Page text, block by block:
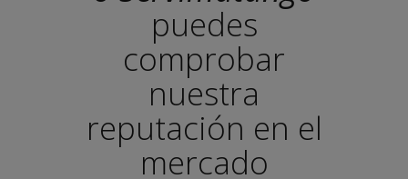
puedes
comprobar
nuestra
reputación en el
mercado